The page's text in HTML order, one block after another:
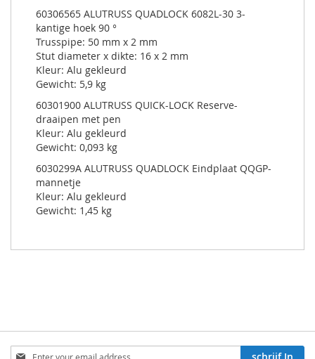
60306565 ALUTRUSS QUADLOCK 6082L-30 3-
kantige hoek 90 °
Trusspipe: 50 mm x 2 mm
Stut diameter x dikte: 16 x 2 mm
Kleur: Alu gekleurd
Gewicht: 5,9 kg
60301900 ALUTRUSS QUICK-LOCK Reserve-
draaipen met pen
Kleur: Alu gekleurd
Gewicht: 0,093 kg
6030299A ALUTRUSS QUADLOCK Eindplaat QQGP-
mannetje
Kleur: Alu gekleurd
Gewicht: 1,45 kg
Aboneren